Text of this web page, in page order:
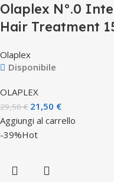
Olaplex N°.0
Hair Treatment
Olaplex
Disponibile
OLAPLEX
29,50€ 21,50 €
Aggiungi al carrello
-39%Hot